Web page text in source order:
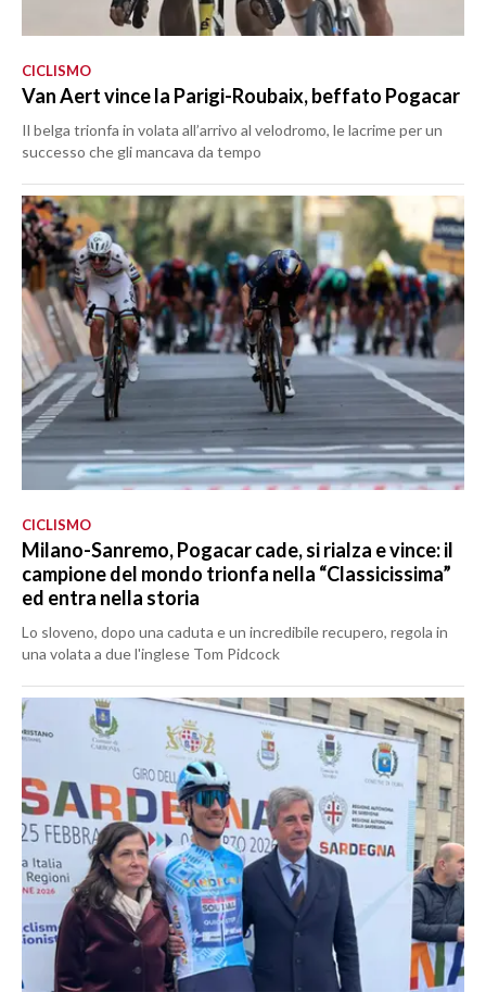
CICLISMO
Van Aert vince la Parigi-Roubaix, beffato Pogacar
Il belga trionfa in volata all’arrivo al velodromo, le lacrime per un
successo che gli mancava da tempo
CICLISMO
Milano-Sanremo, Pogacar cade, si rialza e vince: il
campione del mondo trionfa nella “Classicissima”
ed entra nella storia
Lo sloveno, dopo una caduta e un incredibile recupero, regola in
una volata a due l'inglese Tom Pidcock